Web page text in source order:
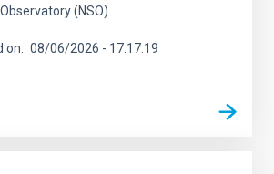
(NSO)
on 08/06/2026 - 17:17:19